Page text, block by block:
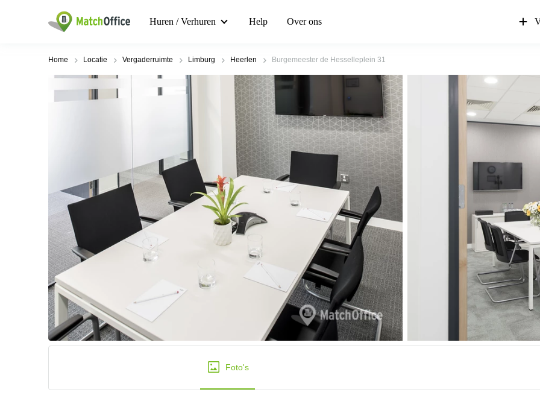
Huren / Verhuren Help Over ons
Home Locatie Vergaderruimte Limburg Heerlen Burgemeester de Hesselleplein 31
Foto's